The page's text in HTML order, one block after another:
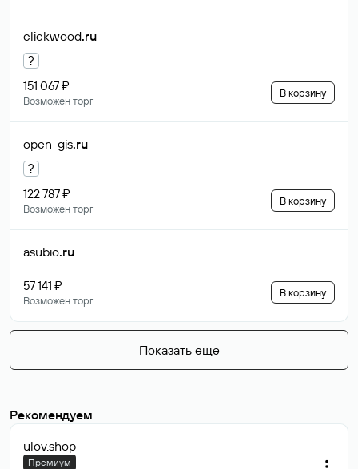
clickwood.ru
?
151 067 ₽
Возможен торг
В корзину
open-gis.ru
?
122 787 ₽
Возможен торг
В корзину
asubio.ru
57 141 ₽
Возможен торг
В корзину
Показать еще
Рекомендуем
ulov.shop
Премиум